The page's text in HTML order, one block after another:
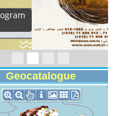
Activity Report 2024
Geocatalogue